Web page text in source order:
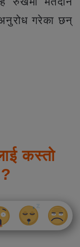
अनुरोध गरेका छन्
कस्तो